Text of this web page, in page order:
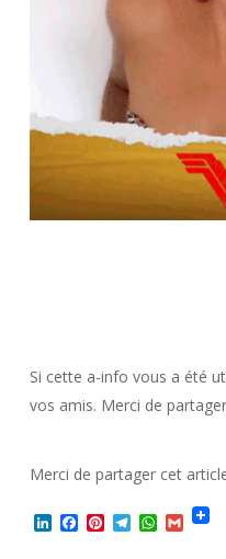
Si cette a-info vous a été
vos amis. Merci de
Merci de partager cet
LinkedIn
Facebook
Pinterest
Telegram
Gmail